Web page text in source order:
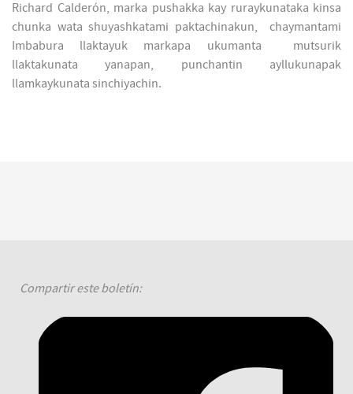
Richard Calderón, marka pushakka kay ruraykunataka kinsa
chunka wata shuyashkatami paktachinakun, chaymantami
Imbabura llaktayuk markapa ukumanta mutsurik
llaktakunata yanapan, punchantin ayllukunapak
llamkaykunata sinchiyachin.
Compartir este boletín: